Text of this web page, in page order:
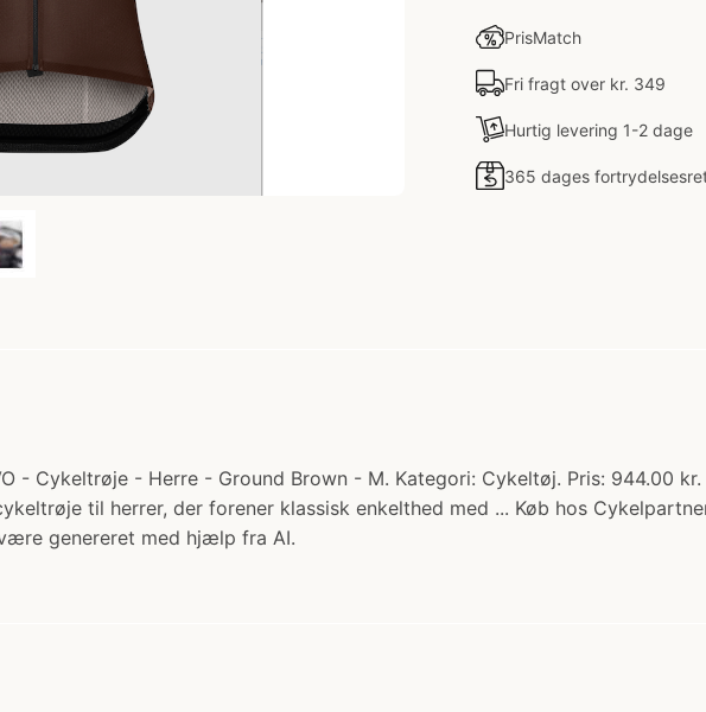
PrisMatch
Fri fragt over kr. 349
Hurtig levering 1-2 dage
365 dages
- Cykeltrøje - Herre - Ground Brown - M. Kategori: Cykeltøj. Pris: 944.00
til herrer, der forener klassisk enkelthed med ... Køb hos
genereret med hjælp fra AI.